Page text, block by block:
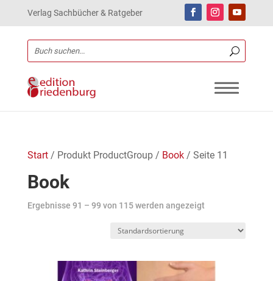
Verlag Sachbücher & Ratgeber
Start/ Produkt ProductGroup / Book/ Seite 11
Book
Ergebnisse 91 – 99 von 115 werden angezeigt